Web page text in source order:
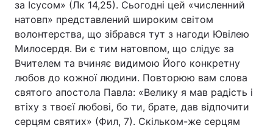
за Ісусом» (Лк 14,25). Сьогодні цей «численний
натовп» представлений широким світом
волонтерства, що зібрався тут з нагоди Ювілею
Милосердя. Ви є тим натовпом, що слідує за
Вчителем та вчиняє видимою Його конкретну
любов до кожної людини. Повторюю вам слова
святого апостола Павла: «Велику я мав радість і
втіху з твоєї любові, бо ти, брате, дав відпочити
серцям святих» (Фил, 7). Скільком-же серцям